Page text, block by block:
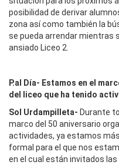
posibilidad de derivar
zona así como también la
se pueda arrendar mientras
ansiado Liceo 2.
P.al Día- Estamos en el
del liceo que ha tenido
Sol Urdampilleta- Durante
marco del 50 aniversario
actividades, ya estamos
formal para el que nos
en el cual están invitados